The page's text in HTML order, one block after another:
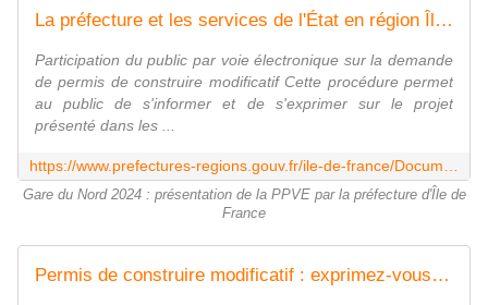
La préfecture et les services de l'État en région Île-de-France
Participation du public par voie électronique sur la demande
de permis de construire modificatif Cette procédure permet
au public de s'informer et de s'exprimer sur le projet
présenté dans les ...
Gare du Nord 2024 : présentation de la PPVE par la préfecture d'Île de
France
Permis de construire modificatif : exprimez-vous à partir du 17 août !